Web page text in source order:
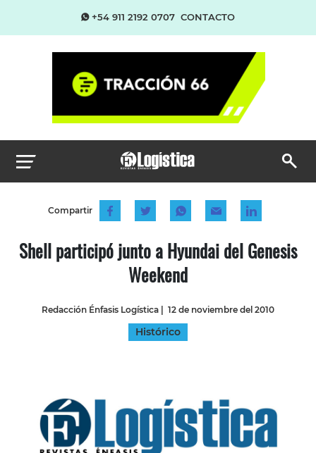
+54 911 2192 0707 CONTACTO
Compartir
Shell participó junto a Hyundai del Genesis
Weekend
Redacción Énfasis Logística | 12 de noviembre del 2010
Histórico